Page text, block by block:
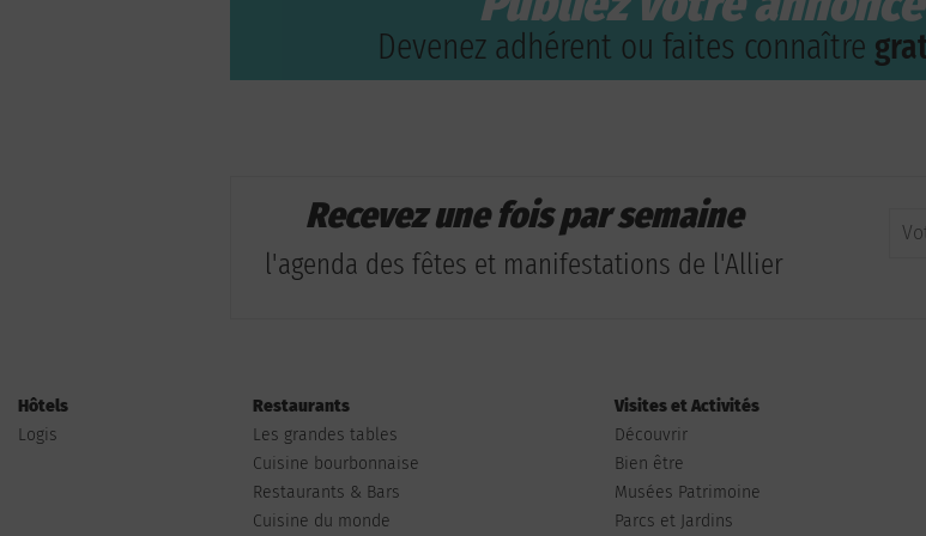
Devenez adhérent ou faites connaître
Recevez une fois par semaine
l'agenda des fêtes et manifestations de l'Allier
Hôtels
Logis
Restaurants
Les grandes tables
Cuisine bourbonnaise
Restaurants & Bars
Cuisine du monde
Visites et Activités
Découvrir
Bien être
Musées Patrimoine
Parcs et Jardins